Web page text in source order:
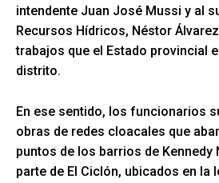
intendente Juan José Mussi y al
Recursos Hídricos, Néstor
trabajos que el Estado provincial
distrito.
En ese sentido, los funcionarios
obras de redes cloacales que
puntos de los barrios de Kennedy
parte de El Ciclón, ubicados en la